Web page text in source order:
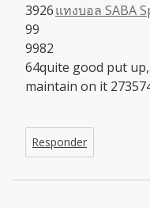
แทงบอล SABA
3926
99
9982
64quite good put
maintain on it
Responder